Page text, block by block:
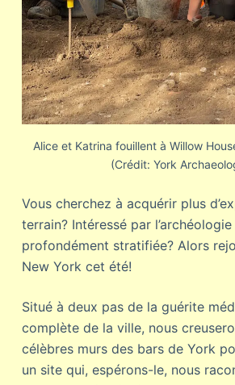
Alice et Katrina fouillent à Willow
(Crédit: York
Vous cherchez à acquérir plus
terrain? Intéressé par
profondément stratifiée? Alors
New York cet été!
Situé à deux pas de la guérite
complète de la ville, nous
célèbres murs des bars de York
un site qui, espérons-le, nous